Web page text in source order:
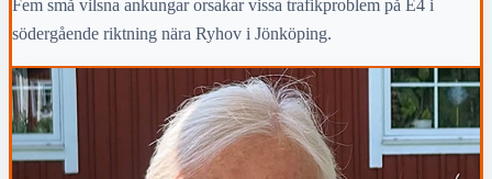
Fem små vilsna ankungar orsakar vissa trafikproblem på E4 i
södergående riktning nära Ryhov i Jönköping.